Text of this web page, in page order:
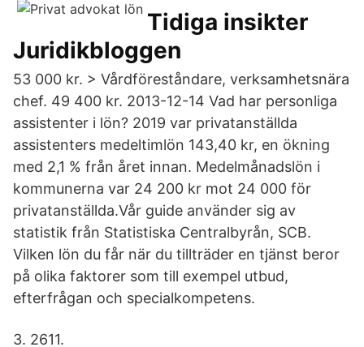
Tidiga insikter
Juridikbloggen
53 000 kr. > Vårdföreståndare, verksamhetsnära
chef. 49 400 kr. 2013-12-14 Vad har personliga
assistenter i lön? 2019 var privatanställda
assistenters medeltimlön 143,40 kr, en ökning
med 2,1 % från året innan. Medelmånadslön i
kommunerna var 24 200 kr mot 24 000 för
privatanställda.Vår guide använder sig av
statistik från Statistiska Centralbyrån, SCB.
Vilken lön du får när du tillträder en tjänst beror
på olika faktorer som till exempel utbud,
efterfrågan och specialkompetens.
3. 2611.